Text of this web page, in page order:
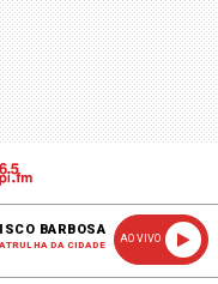
BARBOSA
DA CIDADE
AO VIVO